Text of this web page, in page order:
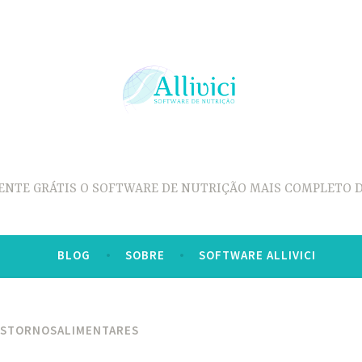
GRÁTIS O SOFTWARE DE NUTRIÇÃO MAIS COMPLETO
BLOG SOBRE SOFTWARE ALLIVICI